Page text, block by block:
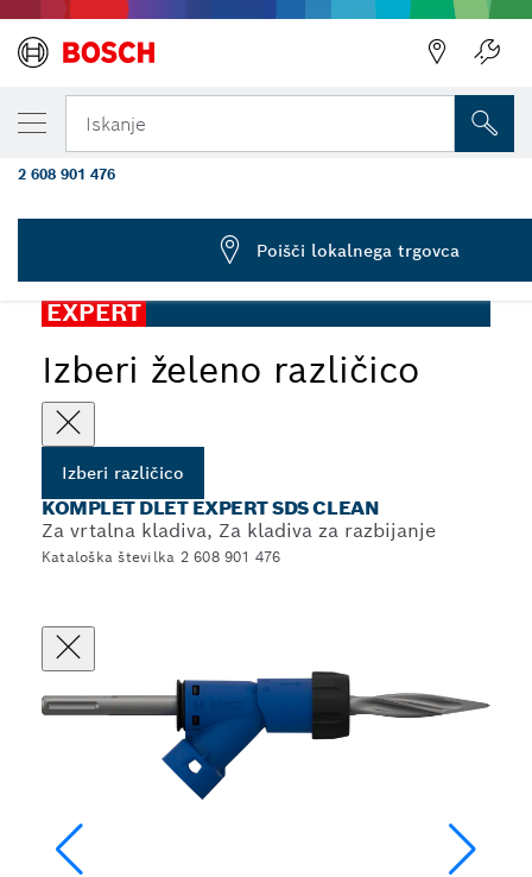
Iskanje
EXPERT
Izberi želeno različico
Izberi različico
KOMPLET DLET EXPERT SDS CLEAN
Za vrtalna kladiva, Za kladiva za razbijanje
Kataloška številka 2 608 901 476
TRENUTNO IZBRANA RAZLIČICA
Adapter za koničasto dleto EXPERT SDS
400 mm
2 608 901 476
Poišči lokalnega trgovca